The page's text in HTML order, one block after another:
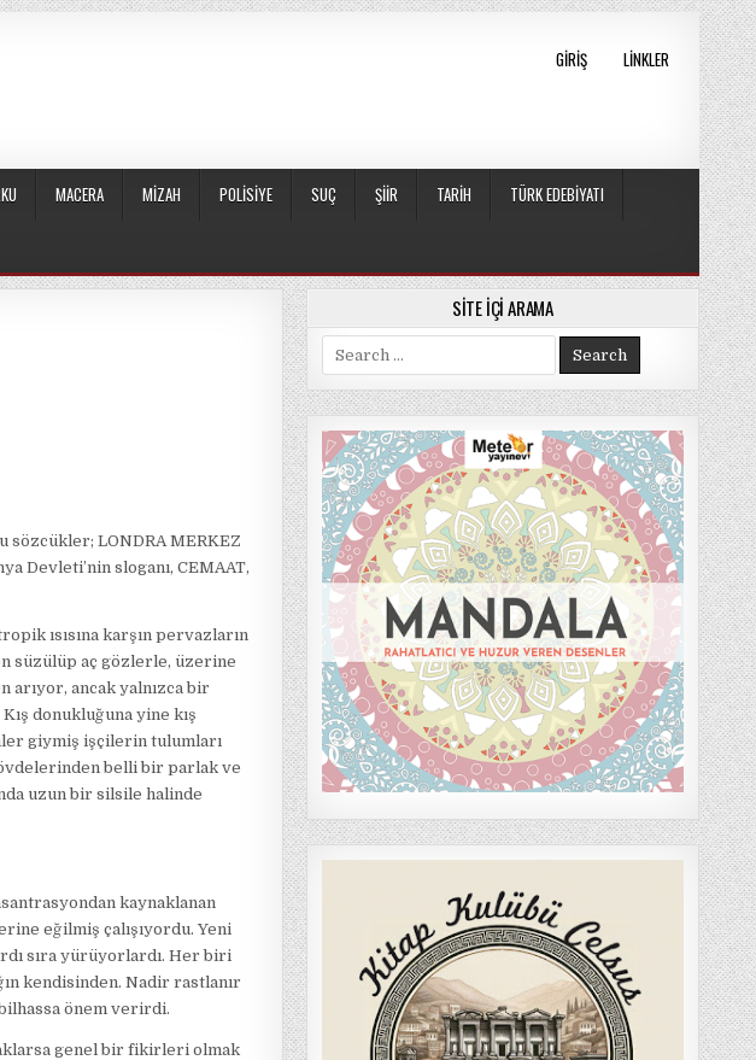
GIRIŞ LINKLER
MACERA MIZAH POLISIYE SUÇ ŞIIR TARIH TÜRK EDEBIYATI
LONDRA MERKEZ
Devleti’nin sloganı, CEMAAT,
ısısına karşın pervazların
süzülüp aç gözlerle, üzerine
ancak yalnızca bir
donukluğuna yine kış
giymiş işçilerin tulumları
belli bir parlak ve
uzun bir silsile halinde
kaynaklanan
eğilmiş çalışıyordu. Yeni
sıra yürüyorlardı. Her biri
kendisinden. Nadir rastlanır
önem verirdi.
genel bir fikirleri olmak
SITE İÇI ARAMA
Search
for: